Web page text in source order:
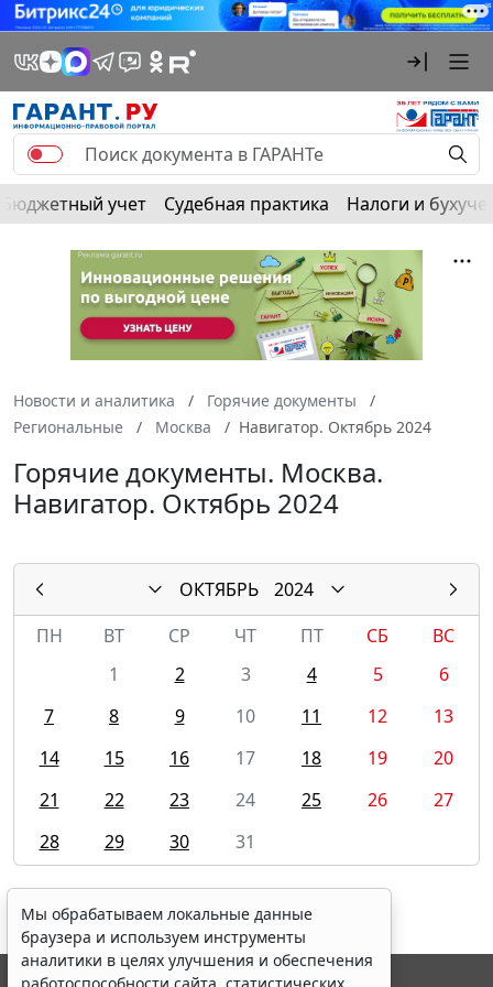
Бюджетный учет Судебная практика Налоги и
Новости и аналитика
Горячие документы
Региональные
Москва Навигатор. Октябрь 2024
Горячие документы. Москва.
Навигатор. Октябрь 2024
ОКТЯБРЬ
2024
ПН
ВТ СР ЧТ ПТ СБ
ВС
1
2 3 4 5
6
7
8 9 10 11 12
13
14
15 16 17 18 19
20
21
22 23 24 25 26
27
28
29 30 31
Мы обрабатываем локальные данные
браузера и используем инструменты
аналитики в целях улучшения и обеспечения